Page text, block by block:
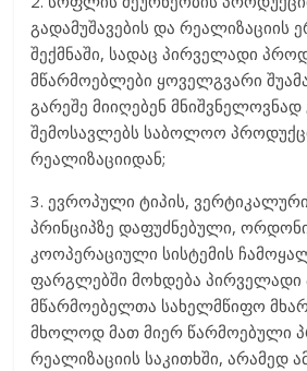
გადამუშავების და რეალიზაციის
შექმნაში, სადაც პირველადი
მწარმოებლები ყოველგვარი
გარეშე მიიღებენ
შემოსავლებს საბოლოო
რეალიზაციიდან;
3. ევროპული ტიპის,
პრინციპზე დაფუძნებული,
კოოპერაციული სისტემის
ფარგლებში მოხდება პირველადი
მწარმოებელთა სახელმწიფო
მხოლოდ მათ მიერ წარმოებული
რეალიზაციის საკითხში, არამედ